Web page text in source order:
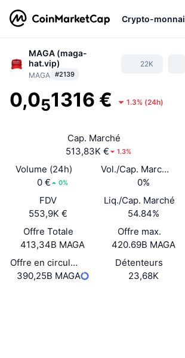
Crypto-
MAGA (maga-
hat.vip)
MAGA #2139
22K
0,051316 € 1.3% (24h)
Cap. Marché
513,83K €
1.3%
Volume (24h)
0 €
0%
Vol./Cap. Marché
0%
FDV
553,9K €
Liq./Cap. Marché
54.84%
Offre Totale
413,34B MAGA
Offre max.
420.69B MAGA
Offre en circulation
390,25B MAGA
Détenteurs
23,68K